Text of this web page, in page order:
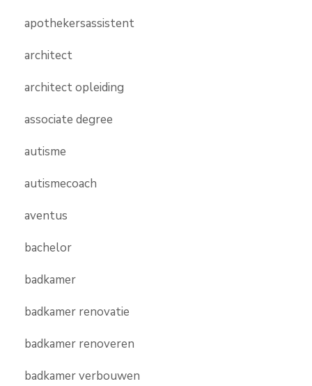
apothekersassistent
architect
architect opleiding
associate degree
autisme
autismecoach
aventus
bachelor
badkamer
badkamer renovatie
badkamer renoveren
badkamer verbouwen